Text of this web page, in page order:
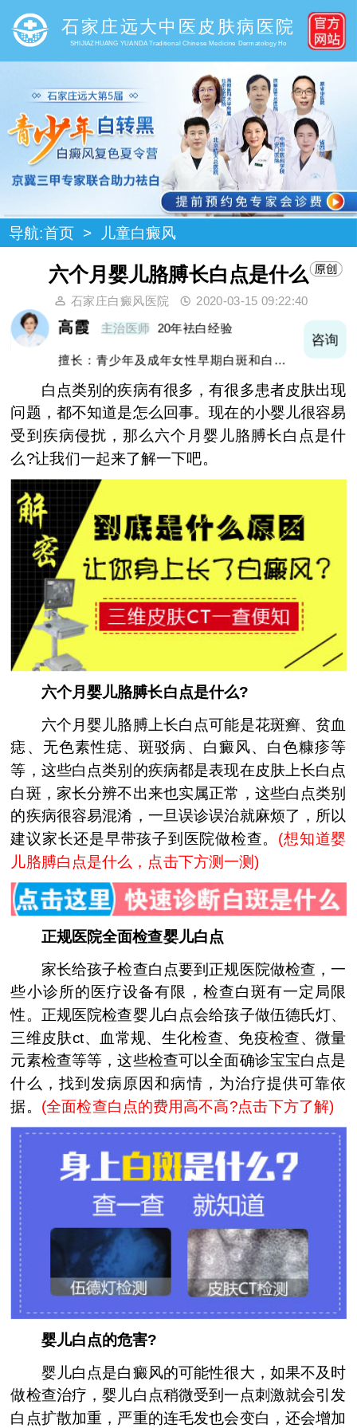
石家庄远大中医皮肤病医院
SHIJIAZHUANG YUANDA Traditional Chinese Medicine Dermatology Ho
导航:首页 > 儿童白癜风
六个月婴儿胳膊长白点是什么
石家庄白癜风医院 2020-03-15 09:22:40
高霞 主治医师 20年袪白经验
擅长：青少年及成年女性早期白斑和白斑的
咨询
白点类别的疾病有很多，有很多患者皮肤出现
问题，都不知道是怎么回事。现在的小婴儿很容易
受到疾病侵扰，那么六个月婴儿胳膊长白点是什
么?让我们一起来了解一下吧。
六个月婴儿胳膊长白点是什么?
六个月婴儿胳膊上长白点可能是花斑癣、贫血
痣、无色素性痣、斑驳病、白癜风、白色糠疹等
等，这些白点类别的疾病都是表现在皮肤上长白点
白斑，家长分辨不出来也实属正常，这些白点类别
的疾病很容易混淆，一旦误诊误治就麻烦了，所以
建议家长还是早带孩子到医院做检查。 (想知道婴
儿胳膊白点是什么，点击下方测一测)
正规医院全面检查婴儿白点
家长给孩子检查白点要到正规医院做检查，一
些小诊所的医疗设备有限，检查白斑有一定局限
性。正规医院检查婴儿白点会给孩子做伍德氏灯、
三维皮肤ct、血常规、生化检查、免疫检查、微量
元素检查等等，这些检查可以全面确诊宝宝白点是
什么，找到发病原因和病情，为治疗提供可靠依
据。 (全面检查白点的费用高不高?点击下方了解)
婴儿白点的危害?
婴儿白点是白癜风的可能性很大，如果不及时
做检查治疗，婴儿白点稍微受到一点刺激就会引发
白点扩散加重，严重的连毛发也会变白，还会增加